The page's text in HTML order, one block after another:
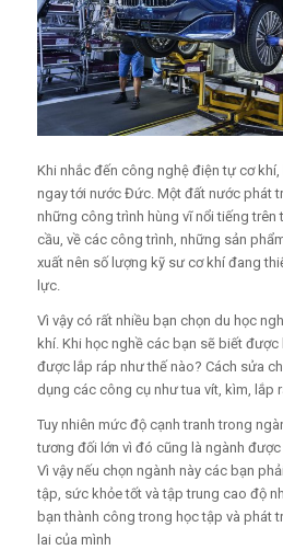
Khi nhắc đến công nghệ điện tự cơ
ngay tới nước Đức. Một đất nước phát
những công trình hùng vĩ nổi tiếng trên
cầu, về các công trình, những sản
xuất nên số lượng kỹ sư cơ khí đang
lực.
Vì vậy có rất nhiều bạn chọn du học
khí. Khi học nghề các bạn sẽ biết được
được lắp ráp như thế nào? Cách sửa
dụng các công cụ như tua vít, kìm, lắp
Tuy nhiên mức độ cạnh tranh trong
tương đối lớn vì đó cũng là ngành
Vì vậy nếu chọn ngành này các bạn
tập, sức khỏe tốt và tập trung cao độ
bạn thành công trong học tập và phát
lai của mình